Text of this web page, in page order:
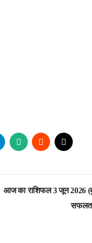
आज का राशिफल 3 जून 2026